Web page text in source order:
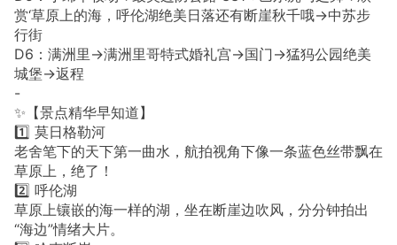
赏‘草原上的海，呼伦湖绝美日落还有断崖秋千哦→中苏步
行街
D6：满洲里→满洲里哥特式婚礼宫→国门→猛犸公园绝美
城堡→返程
-
✨【景点精华早知道】
1️⃣ 莫日格勒河
老舍笔下的天下第一曲水，航拍视角下像一条蓝色丝带飘在
草原上，绝了！
2️⃣ 呼伦湖
草原上镶嵌的海一样的湖，坐在断崖边吹风，分分钟拍出
“海边”情绪大片。